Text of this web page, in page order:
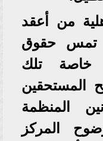
من أعقد
تمس حقوق
خاصة تلك
المستحقين
المنظمة
المركز